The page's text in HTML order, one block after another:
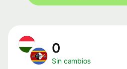
0
Sin cambios